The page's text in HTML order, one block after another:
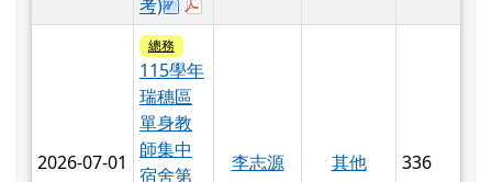
2026-07-01
師集中
宿舍第
一次新
住戶申
請公告
下載：2-1第一梯次新住申請書.docx
於彈跳視窗觀看：2-1第一梯次新住申
李志源 其他 336